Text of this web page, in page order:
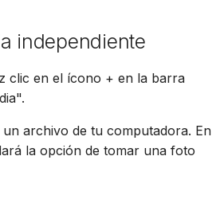
independiente
clic en el ícono + en la barra
archivo de tu computadora. En
la opción de tomar una foto